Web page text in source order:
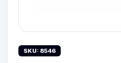
SKU: 8546